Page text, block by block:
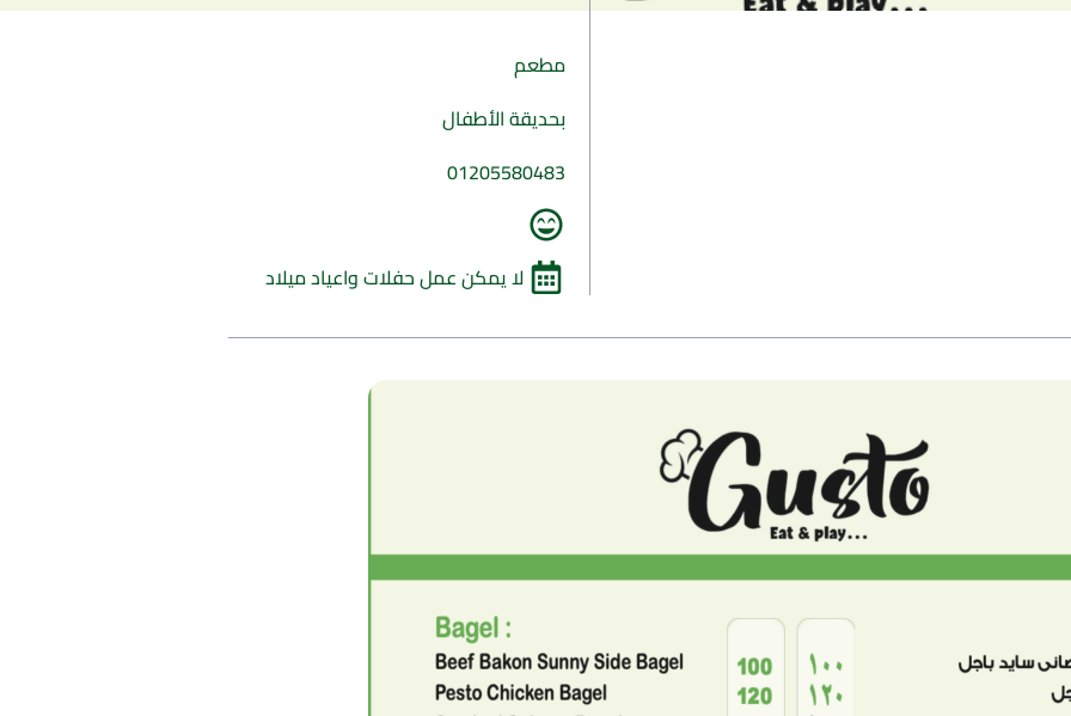
مطعم
بحديقة الأطفال
01205580483
لا يمكن عمل حفلات واعياد ميلاد